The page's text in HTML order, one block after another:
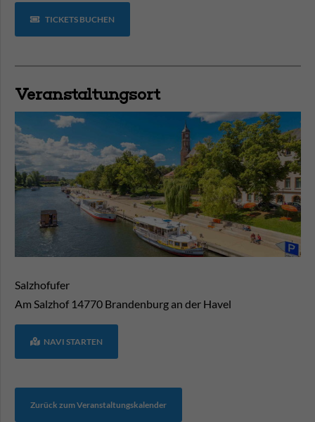
TICKETS BUCHEN
Veranstaltungsort
Salzhofufer
Am Salzhof 14770 Brandenburg an der Havel
NAVI STARTEN
Zurück zum Veranstaltungskalender